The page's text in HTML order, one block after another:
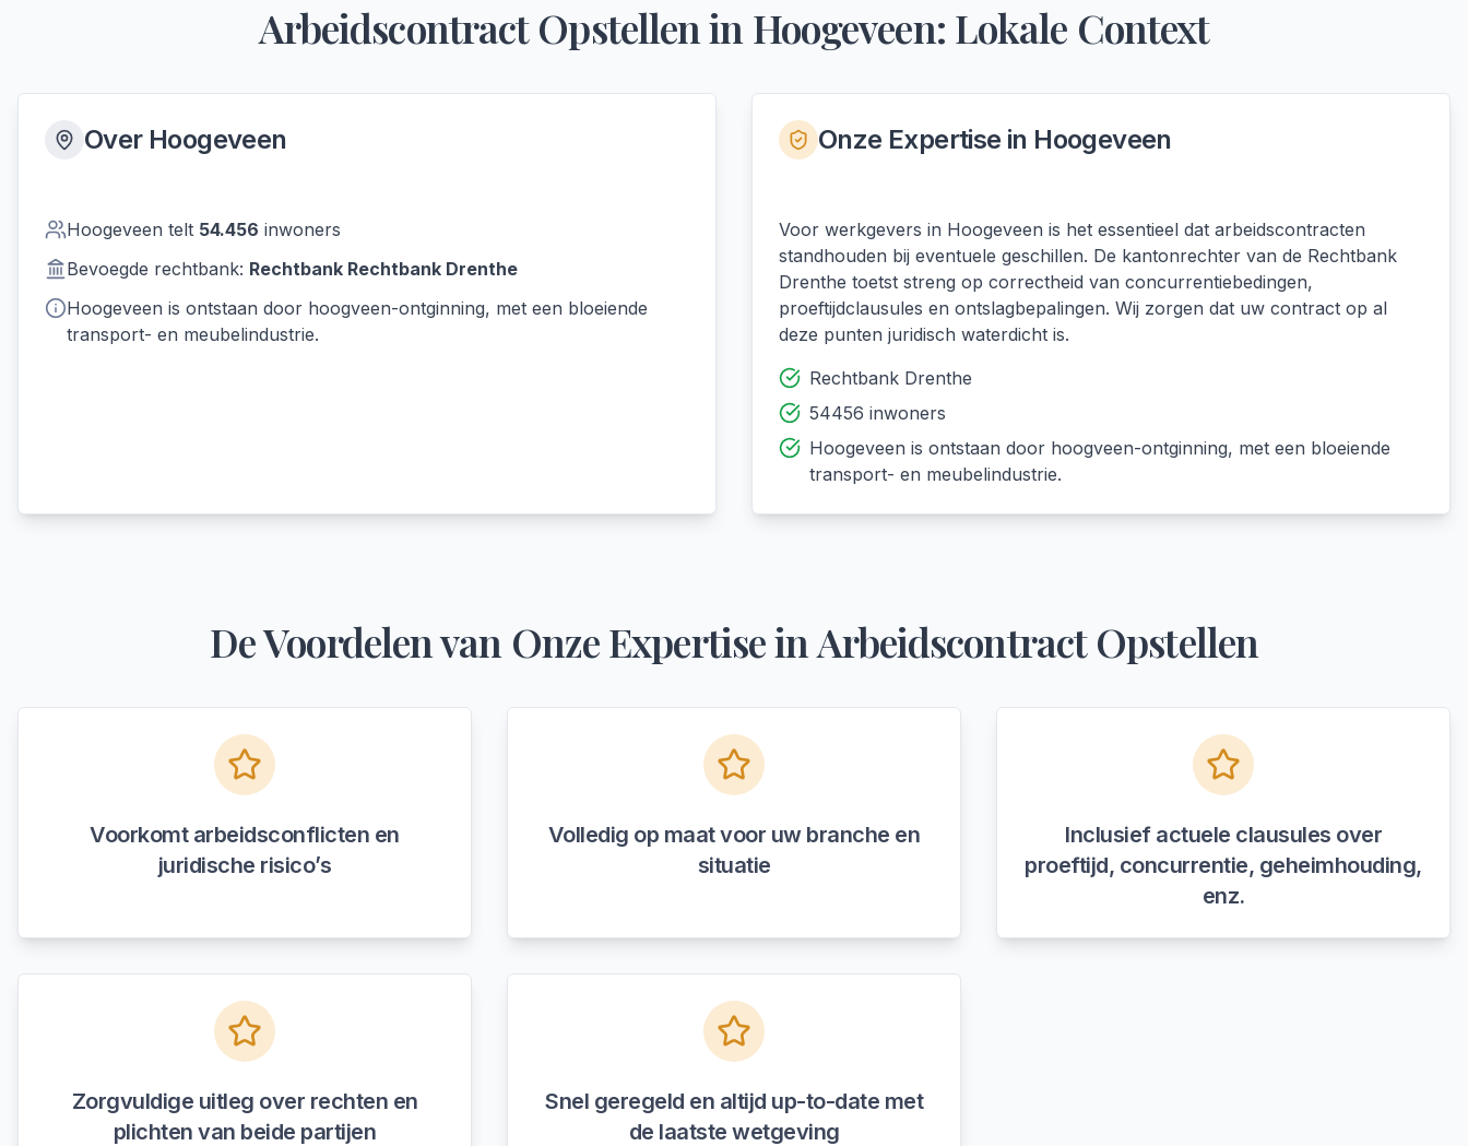
Arbeidscontract Opstellenin Hoogeveen: Lokale Context
Over Hoogeveen
Hoogeveen telt 54.456 inwoners
Bevoegde rechtbank: Rechtbank Rechtbank Drenthe
Hoogeveen is ontstaan door hoogveen-ontginning, met een bloeiende
transport- en meubelindustrie.
Onze Expertise in Hoogeveen
Voor werkgevers in Hoogeveen is het essentieel dat arbeidscontracten
standhouden bij eventuele geschillen. De kantonrechter van de Rechtbank
Drenthe toetst streng op correctheid van concurrentiebedingen,
proeftijdclausules en ontslagbepalingen. Wij zorgen dat uw contract op al
deze punten juridisch waterdicht is.
Rechtbank Drenthe
54456 inwoners
Hoogeveen is ontstaan door hoogveen-ontginning, met een bloeiende
transport- en meubelindustrie.
De Voordelen van Onze Expertise inArbeidscontract Opstellen
Voorkomt arbeidsconflicten en
juridische risico’s
Volledig op maat voor uw branche en
situatie
Inclusief actuele clausules over
proeftijd, concurrentie, geheimhouding,
enz.
Zorgvuldige uitleg over rechten en
plichten van beide partijen
Snel geregeld en altijd up-to-date met
de laatste wetgeving